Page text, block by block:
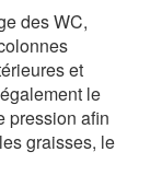
des WC,
et
le
pression afin
graisses, le